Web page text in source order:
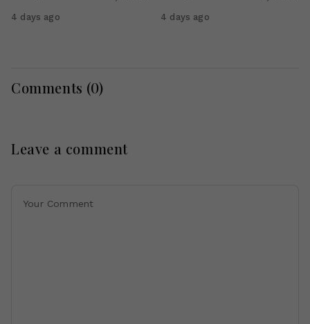
4 days ago 4 days ago
Comments (0)
Leave a comment